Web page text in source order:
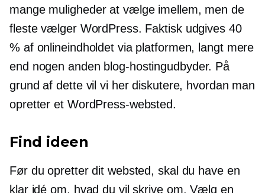
mange muligheder at vælge imellem, men de
fleste vælger WordPress. Faktisk udgives 40
% af onlineindholdet via platformen, langt mere
end nogen anden blog-hostingudbyder. På
grund af dette vil vi her diskutere, hvordan man
opretter et WordPress-websted.
Find ideen
Før du opretter dit websted, skal du have en
klar idé om, hvad du vil skrive om. Vælg en